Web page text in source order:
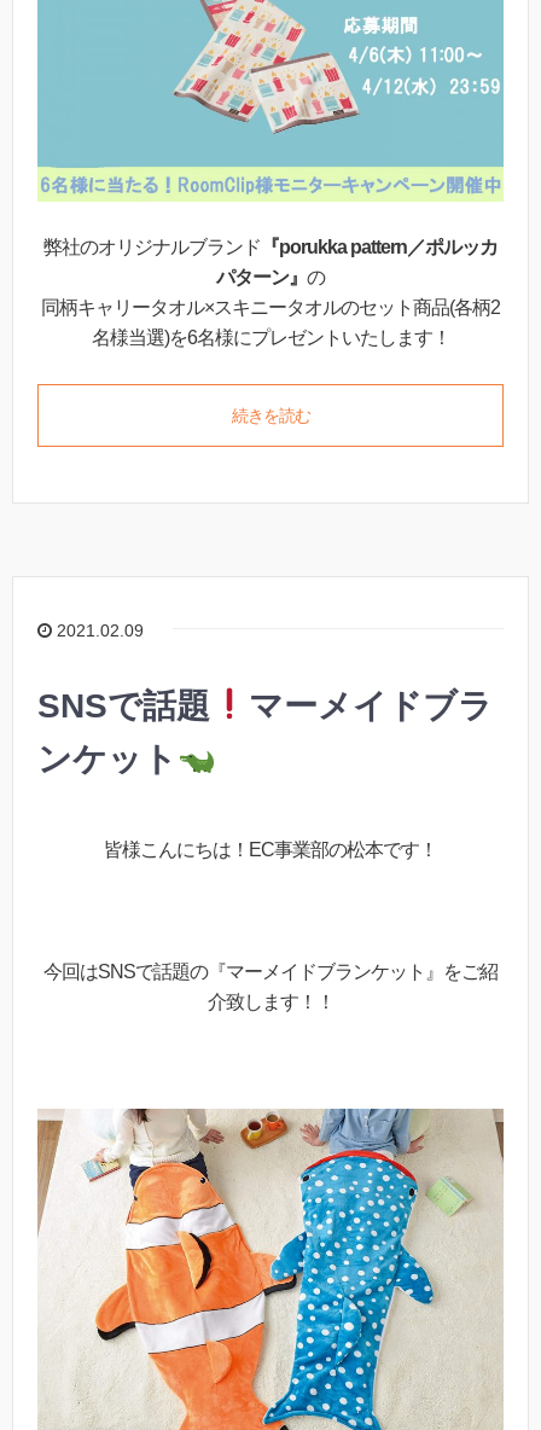
弊社のオリジナルブランド 『porukka pattern／ポルッカ
パターン』 の
同柄キャリータオル×スキニータオルのセット商品(各柄2
名様当選)を6名様にプレゼントいたします！
続きを読む
2021.02.09
SNSで話題
マーメイドブラ
ンケット
皆様こんにちは！EC事業部の松本です！
今回はSNSで話題の『マーメイドブランケット』をご紹
介致します！！